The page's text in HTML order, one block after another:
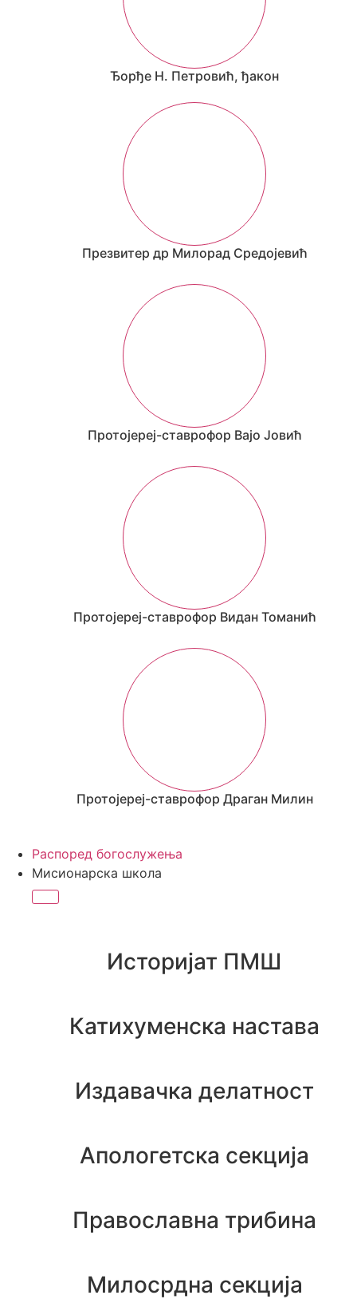
Ђорђе Н. Петровић, ђакон
Презвитер др Милорад Средојевић
Протојереј-ставрофор Вајо Јовић
Протојереј-ставрофор Видан Томанић
Протојереј-ставрофор Драган Милин
Распоред богослужења
Мисионарска школа
Историјат ПМШ
Катихуменска настава
Издавачка делатност
Апологетска секција
Православна трибина
Милосрдна секција